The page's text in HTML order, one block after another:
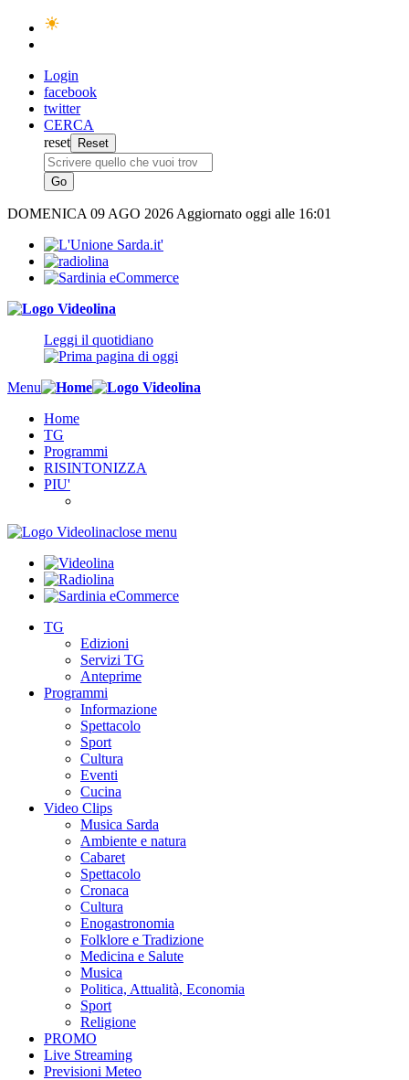
Login
facebook
twitter
CERCA
reset
DOMENICA 09 AGO 2026 Aggiornato oggi alle 16:01
Leggi il quotidiano
Menu
Home
TG
Programmi
RISINTONIZZA
PIU'
close menu
TG
Edizioni
Servizi TG
Anteprime
Programmi
Informazione
Spettacolo
Sport
Cultura
Eventi
Cucina
Video Clips
Musica Sarda
Ambiente e natura
Cabaret
Spettacolo
Cronaca
Cultura
Enogastronomia
Folklore e Tradizione
Medicina e Salute
Musica
Politica, Attualità, Economia
Sport
Religione
PROMO
Live Streaming
Previsioni Meteo